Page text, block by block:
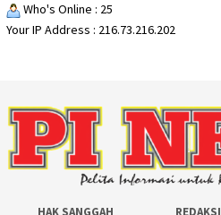
Who's Online : 25
Your IP Address : 216.73.216.202